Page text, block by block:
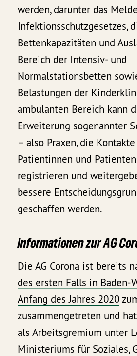
werden, darunter das
Infektionsschutzgesetzes,
Bettenkapazitäten und
Bereich der Intensiv- und
Normalstationsbetten
Belastungen der
ambulanten Bereich kann
Erweiterung sogenannter
– also Praxen, die
Patientinnen und
registrieren und
bessere
geschaffen werden.
Informationen zur AG
Die AG Corona ist bereits
des ersten Falls in Baden-
Anfang des Jahres 2020
zusammengetreten und
als Arbeitsgremium unter
Ministeriums für Soziales,